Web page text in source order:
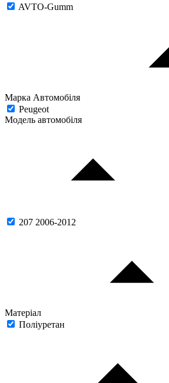
AVTO-Gumm
Марка Автомобіля
Peugeot
Модель автомобіля
207 2006-2012
Матеріал
Поліуретан